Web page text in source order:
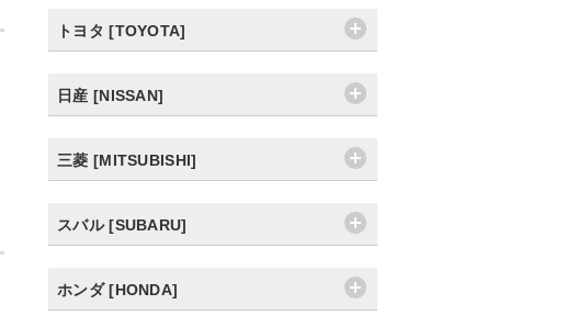
トヨタ [TOYOTA]
日産 [NISSAN]
三菱 [MITSUBISHI]
スバル [SUBARU]
ホンダ [HONDA]